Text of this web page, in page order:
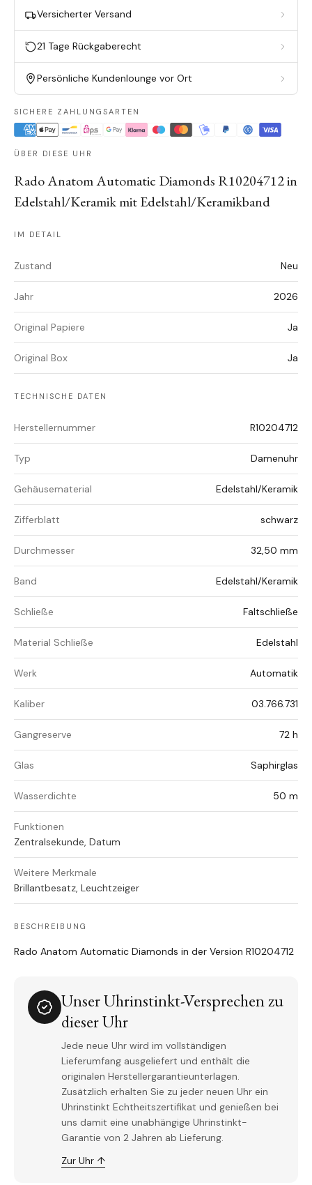
Versicherter Versand
21 Tage Rückgaberecht
Persönliche Kundenlounge vor Ort
SICHERE ZAHLUNGSARTEN
ÜBER DIESE UHR
Rado Anatom Automatic Diamonds R10204712 in
Edelstahl/Keramik mit Edelstahl/Keramikband
IM DETAIL
Zustand Neu
Jahr 2026
Original Papiere Ja
Original Box Ja
TECHNISCHE DATEN
Herstellernummer R10204712
Typ Damenuhr
Gehäusematerial Edelstahl/Keramik
Zifferblatt schwarz
Durchmesser 32,50 mm
Band Edelstahl/Keramik
Schließe Faltschließe
Material Schließe Edelstahl
Werk Automatik
Kaliber 03.766.731
Gangreserve 72 h
Glas Saphirglas
Wasserdichte 50 m
Funktionen
Zentralsekunde, Datum
Weitere Merkmale
Brillantbesatz, Leuchtzeiger
BESCHREIBUNG
Rado Anatom Automatic Diamonds in der Version R10204712
Unser Uhrinstinkt-Versprechen zu
dieser Uhr
Jede neue Uhr wird im vollständigen
Lieferumfang ausgeliefert und enthält die
originalen Herstellergarantieunterlagen.
Zusätzlich erhalten Sie zu jeder neuen Uhr ein
Uhrinstinkt Echtheitszertifikat und genießen bei
uns damit eine unabhängige Uhrinstinkt-
Garantie von 2 Jahren ab Lieferung.
Zur Uhr ↑